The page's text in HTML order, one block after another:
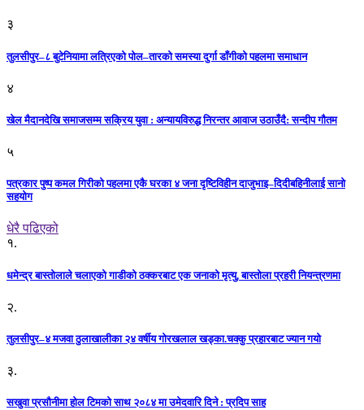
३
तुलसीपुर–८ बुटेनियामा लत्रिएको पोल–तारको समस्या दुर्गा डाँगीको पहलमा समाधान
४
खेल मैदानदेखि समाजसम्म सक्रिय युवा : अन्यायविरुद्ध निरन्तर आवाज उठाउँदै: सन्दीप गौतम
५
पत्रकार पुष्प कमल गिरीको पहलमा एकै घरका ४ जना दृष्टिविहीन दाजुभाइ–दिदीबहिनीलाई सानो
सहयोग
धेरै पढिएको
१.
धमेन्द्र बास्तोलाले चलाएको गाडीको ठक्करबाट एक जनाको मृत्यु, बास्तोला प्रहरी नियन्त्रणमा
२.
तुलसीपुर–४ मजवा ठुलाखालीका २४ वर्षीय गोरखलाल खड्का.चक्कु प्रहारबाट ज्यान गयो
३.
सखुवा प्रसौनीमा होल टिमको साथ २०८४ मा उमेदवारि दिने : प्रदिप साह